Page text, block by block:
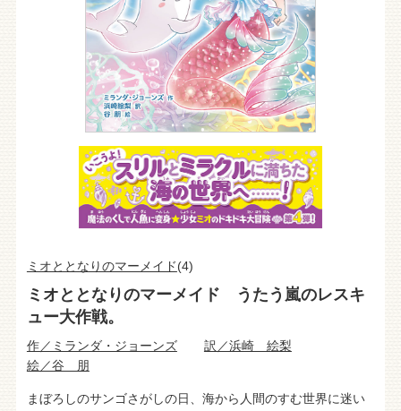
ミオととなりのマーメイド(4)
ミオととなりのマーメイド うたう嵐のレスキ
ュー大作戦。
作／ミランダ・ジョーンズ
訳／浜崎 絵梨
絵／谷 朋
まぼろしのサンゴさがしの日、海から人間のすむ世界に迷い